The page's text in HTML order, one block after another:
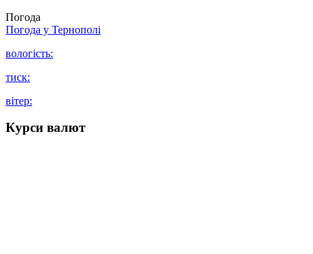
Погода
Погода у Тернополі
вологість:
тиск:
вітер:
Курси валют